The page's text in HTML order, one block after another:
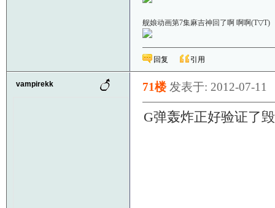
舰娘动画第7集麻吉神回了啊 啊啊
回复 引用
vampirekk 71楼 发表于: 2012-07-11
G弹轰炸正好验证了